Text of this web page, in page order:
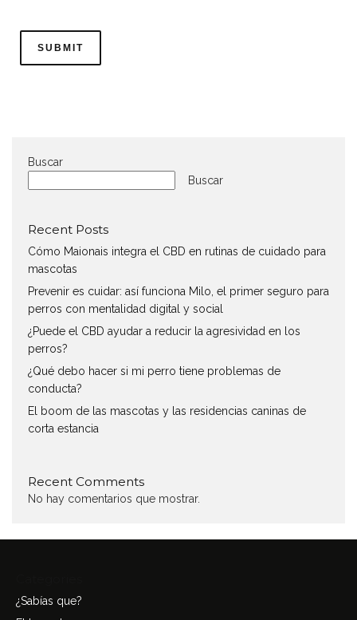
Buscar
Buscar
Recent Posts
Cómo Maionais integra el CBD en rutinas de cuidado para
mascotas
Prevenir es cuidar: así funciona Milo, el primer seguro para
perros con mentalidad digital y social
¿Puede el CBD ayudar a reducir la agresividad en los
perros?
¿Qué debo hacer si mi perro tiene problemas de
conducta?
El boom de las mascotas y las residencias caninas de
corta estancia
Recent Comments
No hay comentarios que mostrar.
¿Sabías que?